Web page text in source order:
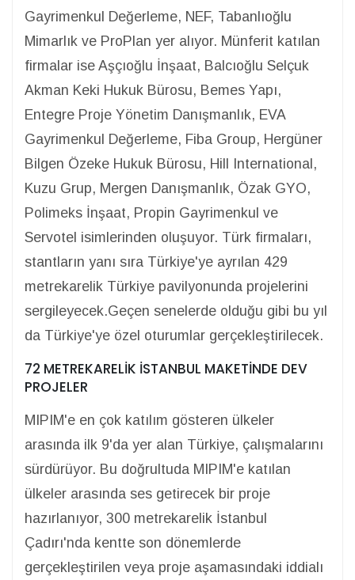
Gayrimenkul Değerleme, NEF, Tabanlıoğlu
Mimarlık ve ProPlan yer alıyor. Münferit katılan
firmalar ise Aşçıoğlu İnşaat, Balcıoğlu Selçuk
Akman Keki Hukuk Bürosu, Bemes Yapı,
Entegre Proje Yönetim Danışmanlık, EVA
Gayrimenkul Değerleme, Fiba Group, Hergüner
Bilgen Özeke Hukuk Bürosu, Hill International,
Kuzu Grup, Mergen Danışmanlık, Özak GYO,
Polimeks İnşaat, Propin Gayrimenkul ve
Servotel isimlerinden oluşuyor. Türk firmaları,
stantların yanı sıra Türkiye'ye ayrılan 429
metrekarelik Türkiye pavilyonunda projelerini
sergileyecek.Geçen senelerde olduğu gibi bu yıl
da Türkiye'ye özel oturumlar gerçekleştirilecek.
72 METREKARELİK İSTANBUL MAKETİNDE DEV
PROJELER
MIPIM'e en çok katılım gösteren ülkeler
arasında ilk 9'da yer alan Türkiye, çalışmalarını
sürdürüyor. Bu doğrultuda MIPIM'e katılan
ülkeler arasında ses getirecek bir proje
hazırlanıyor, 300 metrekarelik İstanbul
Çadırı'nda kentte son dönemlerde
gerçekleştirilen veya proje aşamasındaki iddialı